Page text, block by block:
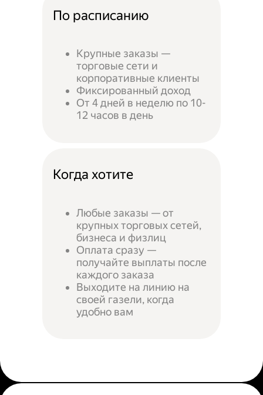
По расписанию
Крупные заказы —
торговые сети и
корпоративные клиенты
Фиксированный доход
От 4 дней в неделю по 10-
12 часов в день
Когда хотите
Любые заказы — от
крупных торговых сетей,
бизнеса и физлиц
Оплата сразу —
получайте выплаты после
каждого заказа
Выходите на линию на
своей газели, когда
удобно вам